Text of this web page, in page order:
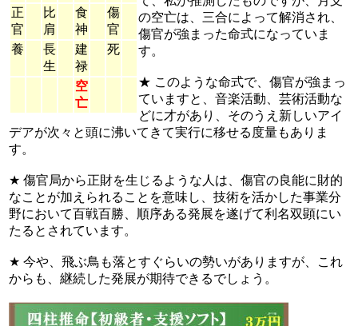
正
官
比
肩
食
神
傷
官
養
長
生
建
禄
死
空
亡
の空亡は、三合によって解消され、
傷官が強まった命式になっていま
す。
★ このような命式で、傷官が強まっ
ていますと、音楽活動、芸術活動な
どに才があり、そのうえ新しいアイ
デアが次々と頭に沸いてきて実行に移せる度量もありま
す。
★ 傷官局から正財を生じるような人は、傷官の良能に財的
なことが加えられることを意味し、技術を活かした事業分
野において百戦百勝、順序ある発展を遂げて利名双顕にい
たるとされています。
★ 今や、飛ぶ鳥も落とすぐらいの勢いがありますが、これ
からも、継続した発展が期待できるでしょう。